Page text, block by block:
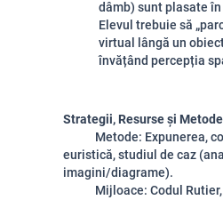
dâmb) sunt plasate în
Elevul trebuie să
virtual lângă un
învățând percepția
Strategii, Resurse și Metode
Metode: Expunerea,
euristică, studiul de caz
imagini/diagrame).
Mijloace: Codul